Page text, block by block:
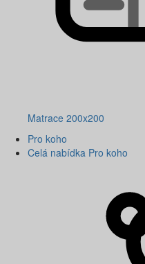
Matrace 200x200
Pro koho
Celá nabídka Pro koho